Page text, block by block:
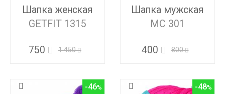
Шапка женская
GETFIT 1315
750 1 450
Шапка мужская
MC 301
400 800
-46 -48